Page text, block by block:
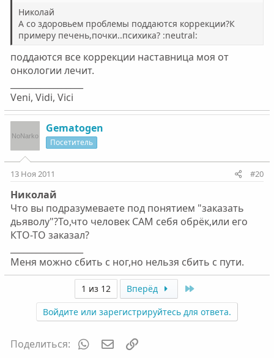
Николай
А со здоровьем проблемы поддаются коррекции?К
примеру печень,почки..психика? :neutral:
поддаются все коррекции наставница моя от
онкологии лечит.
Veni, Vidi, Vici
Gematogen
Посетитель
13 Ноя 2011 #20
Николай
Что вы подразумеваете под понятием "заказать
дьяволу"?То,что человек САМ себя обрёк,или его
КТО-ТО заказал?
Меня можно сбить с ног,но нельзя сбить с пути.
1 из 12 Вперёд
Войдите или зарегистрируйтесь для ответа.
Поделиться: WhatsAppЭлектронная почта